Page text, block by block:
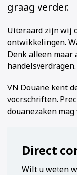
graag verder.
Uiteraard zijn wij
ontwikkelingen.
Denk alleen maar
handelsverdragen.
VN Douane kent
voorschriften.
douanezaken mag
Direct
Wilt u weten